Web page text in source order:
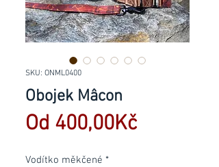
SKU: ONML0400
Obojek Mâcon
Od 400,00Kč
Vodítko měkčené *